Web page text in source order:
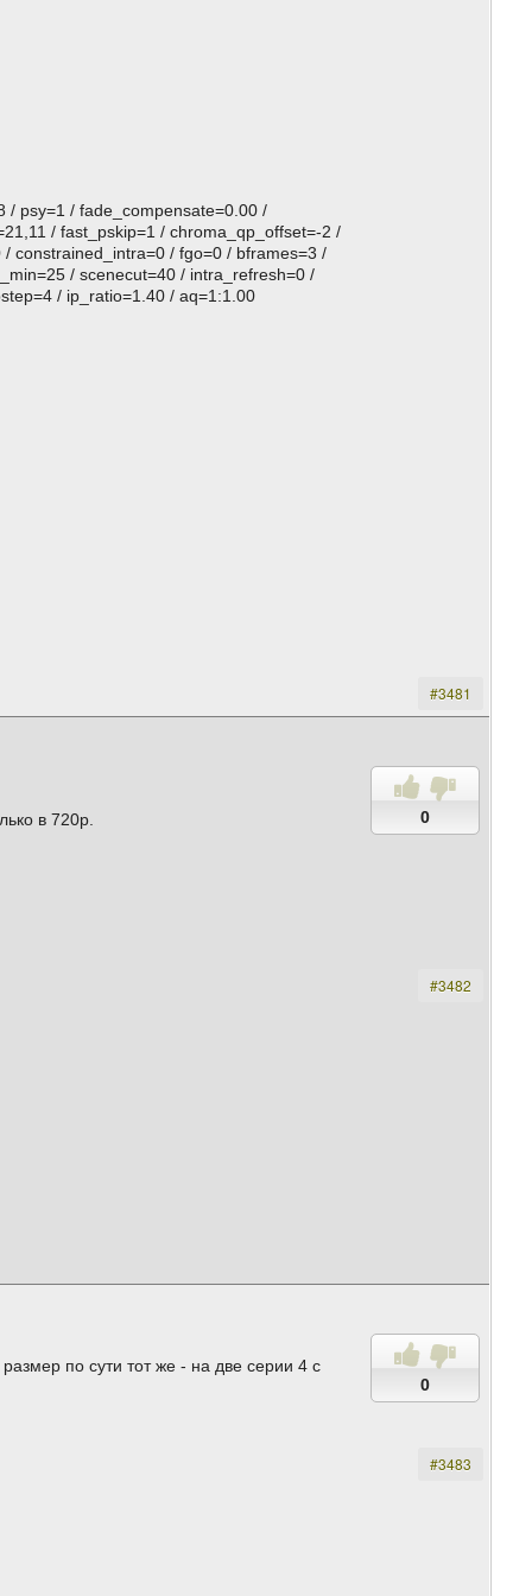
/ psy=1 / fade_compensate=0.00 /
/ fast_pskip=1 / chroma_qp_offset=-2 /
constrained_intra=0 / fgo=0 / bframes=3 /
/ scenecut=40 / intra_refresh=0 /
/ ip_ratio=1.40 / aq=1:1.00
#3481
0
в 720p.
#3482
0
по сути тот же - на две серии 4 с
#3483